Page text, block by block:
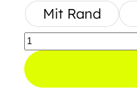
Mit Rand
Lambo
Las
Olas